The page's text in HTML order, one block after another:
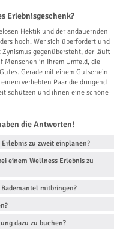
Erlebnisgeschenk?
Hektik und der andauernden
hoch. Wer sich überfordert und
gegenübersteht, der läuft
Menschen in Ihrem Umfeld, die
Gerade mit einem Gutschein
verliebten Paar die dringend
schützen und ihnen eine schöne
die Antworten!
zu zweit einplanen?
einem Wellness Erlebnis zu
mitbringen?
dazu zu buchen?